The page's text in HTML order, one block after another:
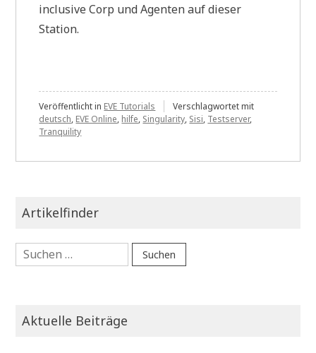
inclusive Corp und Agenten auf dieser
Station.
Veröffentlicht in EVE Tutorials
Verschlagwortet mit
deutsch, EVE Online, hilfe, Singularity, Sisi, Testserver,
Tranquility
Artikelfinder
Suchen
nach:
Aktuelle Beiträge